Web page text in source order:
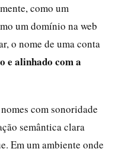
como um
um domínio na web
o nome de uma conta
e alinhado com a
com sonoridade
semântica clara
Em um ambiente onde